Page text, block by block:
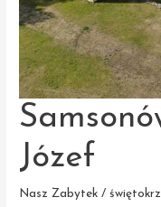
Józef
Nasz Zabytek /